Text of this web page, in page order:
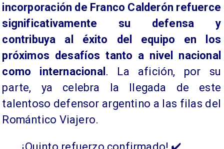
incorporación de Franco Calderón refuerce
significativamente su defensa y
contribuya al éxito del equipo en los
próximos desafíos tanto a nivel nacional
como internacional . La afición, por su
parte, ya celebra la llegada de este
talentoso defensor argentino a las filas del
Romántico Viajero.